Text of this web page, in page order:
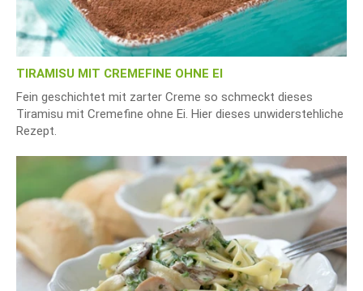
TIRAMISU MIT CREMEFINE OHNE EI
Fein geschichtet mit zarter Creme so schmeckt dieses
Tiramisu mit Cremefine ohne Ei. Hier dieses unwiderstehliche
Rezept.